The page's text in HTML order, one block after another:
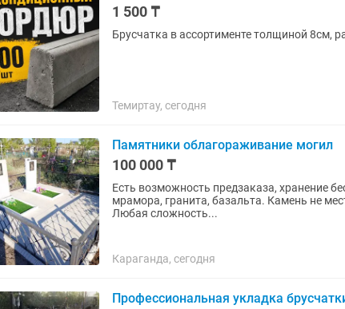
1 500 ₸
Брусчатка в ассортименте толщиной 8см,
Темиртау, сегодня
Памятники облагораживание могил
100 000 ₸
Есть возможность предзаказа, хранение
мрамора, гранита, базальта. Камень не
Любая сложность...
Караганда, сегодня
Профессиональная укладка